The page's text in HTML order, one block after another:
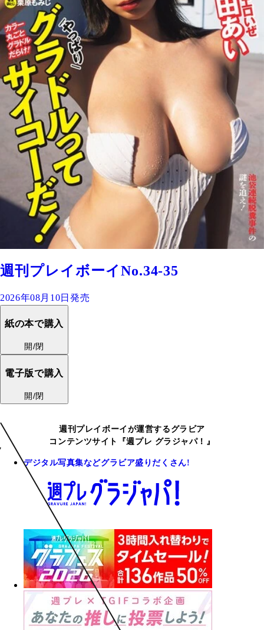
週刊プレイボーイNo.34-35
2026年08月10日発売
紙の本で購入
開/閉
電子版で購入
開/閉
週刊プレイボーイが運営するグラビア
コンテンツサイト『週プレ グラジャパ！』
デジタル写真集などグラビア盛りだくさん!